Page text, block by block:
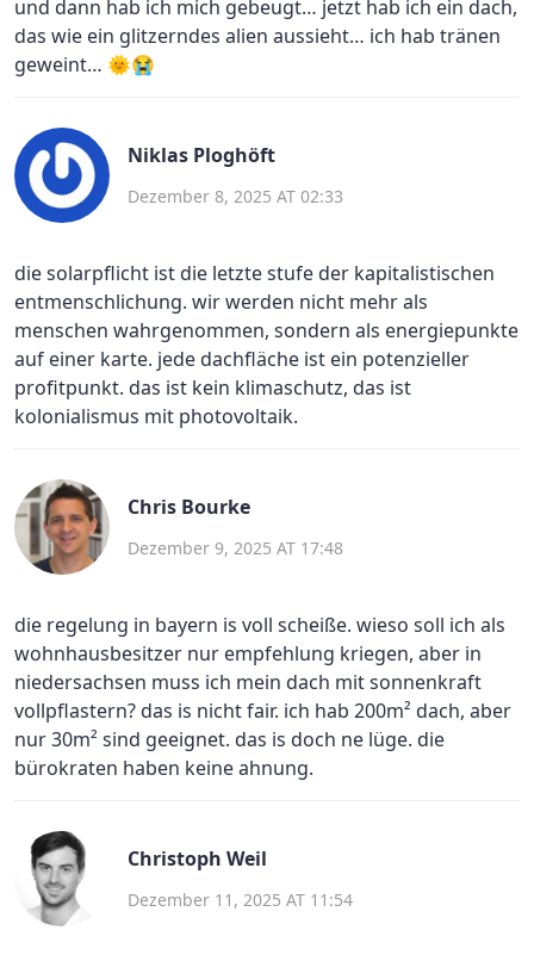
und dann hab ich mich gebeugt… jetzt hab ich ein dach,
das wie ein glitzerndes alien aussieht… ich hab tränen
geweint… 🌞😭
Niklas Ploghöft
Dezember 8, 2025 AT 02:33
die solarpflicht ist die letzte stufe der kapitalistischen
entmenschlichung. wir werden nicht mehr als
menschen wahrgenommen, sondern als energiepunkte
auf einer karte. jede dachfläche ist ein potenzieller
profitpunkt. das ist kein klimaschutz, das ist
kolonialismus mit photovoltaik.
Chris Bourke
Dezember 9, 2025 AT 17:48
die regelung in bayern is voll scheiße. wieso soll ich als
wohnhausbesitzer nur empfehlung kriegen, aber in
niedersachsen muss ich mein dach mit sonnenkraft
vollpflastern? das is nicht fair. ich hab 200m² dach, aber
nur 30m² sind geeignet. das is doch ne lüge. die
bürokraten haben keine ahnung.
Christoph Weil
Dezember 11, 2025 AT 11:54